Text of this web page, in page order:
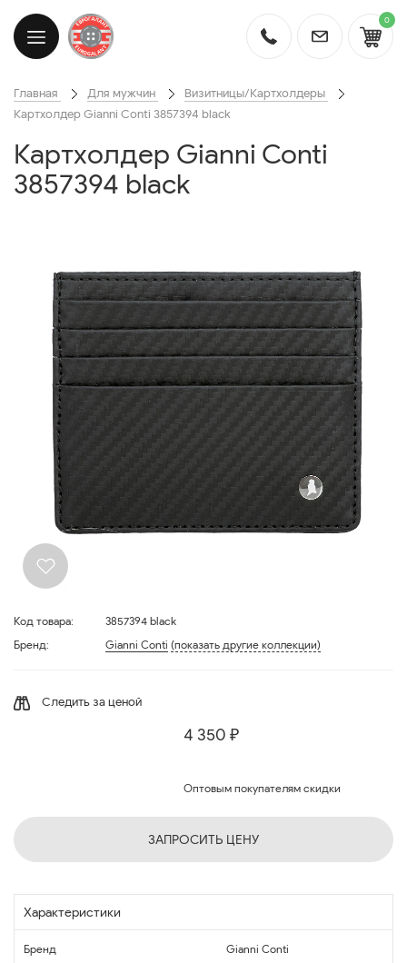
0
Главная Для мужчин
Визитницы/Картхолдеры
Картхолдер Gianni Conti 3857394 black
Картхолдер Gianni Conti
3857394 black
Код товара:
3857394 black
Бренд:
Gianni Conti (показать другие коллекции)
Следить за ценой
4 350 ₽
Оптовым покупателям скидки
ЗАПРОСИТЬ ЦЕНУ
Характеристики
Бренд Gianni Conti